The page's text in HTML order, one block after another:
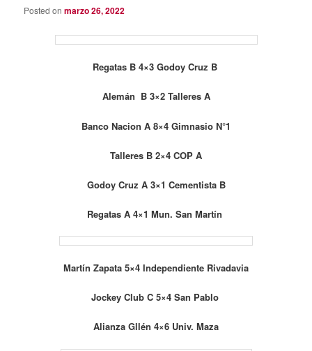
Posted onmarzo 26, 2022
Regatas B 4×3 Godoy Cruz B
Alemán B 3×2 Talleres A
Banco Nacion A 8×4 Gimnasio N°1
Talleres B 2×4 COP A
Godoy Cruz A 3×1 Cementista B
Regatas A 4×1 Mun. San Martín
Martín Zapata 5×4 Independiente Rivadavia
Jockey Club C 5×4 San Pablo
Alianza Gllén 4×6 Univ. Maza